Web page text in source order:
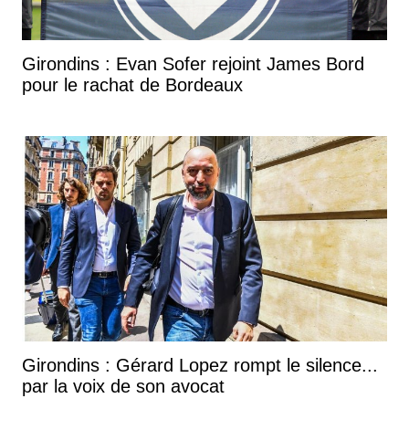
Girondins : Evan Sofer rejoint James Bord
pour le rachat de Bordeaux
Girondins : Gérard Lopez rompt le silence...
par la voix de son avocat